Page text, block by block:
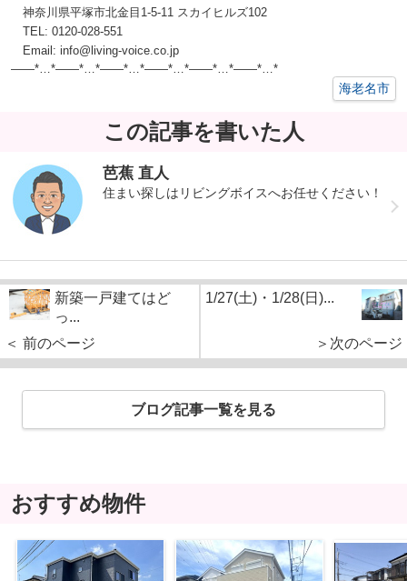
神奈川県平塚市北金目1-5-11 スカイヒルズ102
TEL: 0120-028-551
Email: info@living-voice.co.jp
——*…*——*…*——*…*——*…*——*…*——*…*
海老名市
この記事を書いた人
芭蕉 直人
住まい探しはリビングボイスへお任せください！
新築一戸建てはど
っ...
＜ 前のページ
1/27(土)・1/28(日)...
＞次のページ
ブログ記事一覧を見る
おすすめ物件